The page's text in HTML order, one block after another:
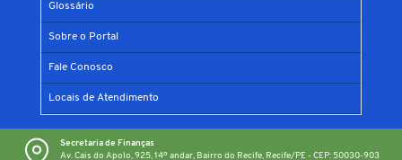
Glossário
Sobre o Portal
Fale Conosco
Locais de Atendimento
Secretaria de Finanças
Av. Cais do Apolo, 925, 14º andar, Bairro do Recife, Recife/PE - CEP: 50030-903